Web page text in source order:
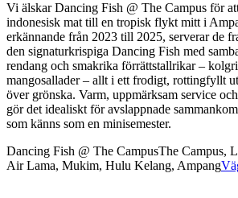
Vi älskar Dancing Fish @ The Campus för
indonesisk mat till en tropisk flykt mitt i
erkännande från 2023 till 2025, serverar de
den signaturkrispiga Dancing Fish med
rendang och smakrika förrättstallrikar –
mangosallader – allt i ett frodigt, rottingfyllt
över grönska. Varm, uppmärksam service
gör det idealiskt för avslappnade
som känns som en minisemester.
Dancing Fish @ The CampusThe Campus,
Air Lama, Mukim, Hulu Kelang, Ampang